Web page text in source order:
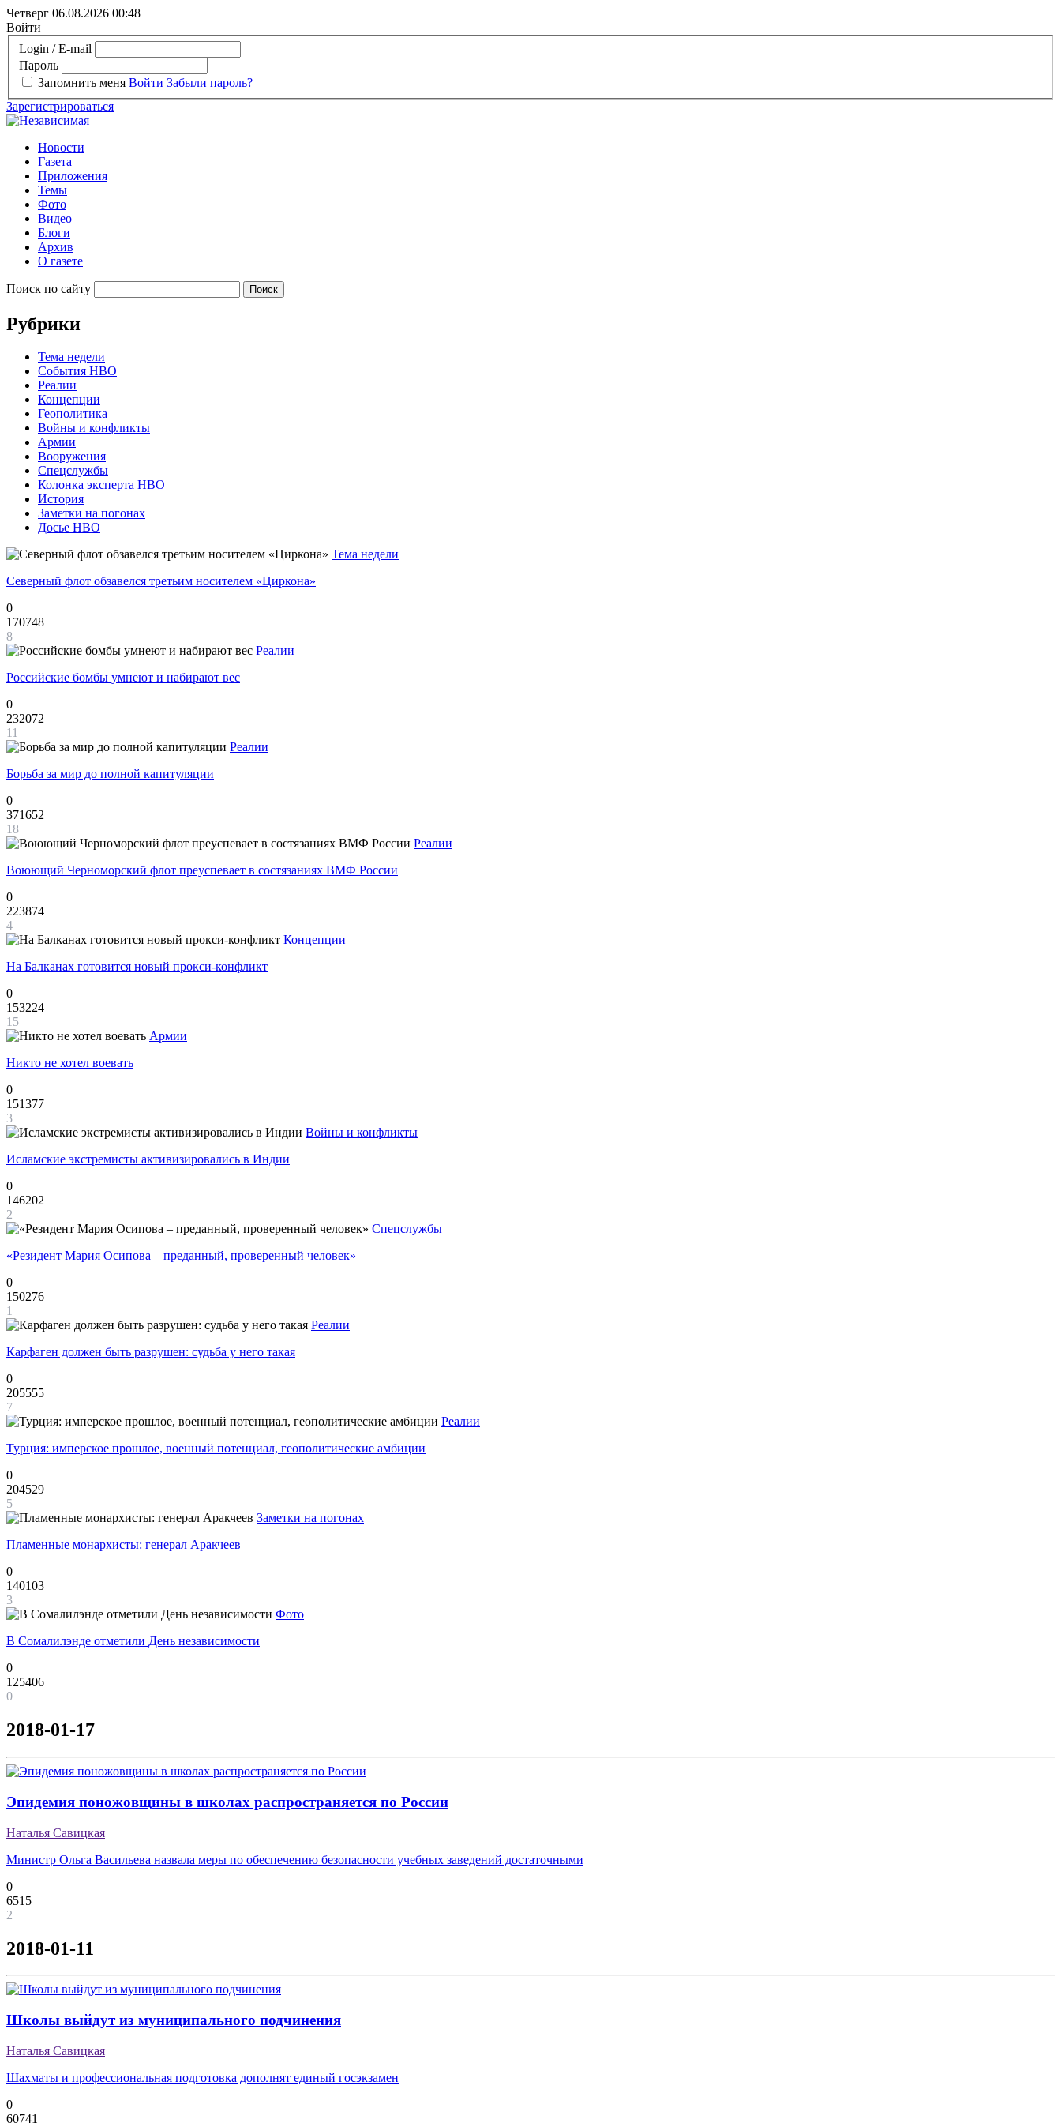
Четверг 06.08.2026 00:48
Войти
Login / E-mail
Пароль
Запомнить меня Войти Забыли пароль?
Зарегистрироваться
Новости
Газета
Приложения
Темы
Фото
Видео
Блоги
Архив
О газете
Поиск по сайту
Рубрики
Тема недели
События НВО
Реалии
Концепции
Геополитика
Войны и конфликты
Армии
Вооружения
Спецслужбы
Колонка эксперта НВО
История
Заметки на погонах
Досье НВО
Тема недели
Северный флот обзавелся третьим носителем «Циркона»
0
170748
8
Реалии
Российские бомбы умнеют и набирают вес
0
232072
11
Реалии
Борьба за мир до полной капитуляции
0
371652
18
Реалии
Воюющий Черноморский флот преуспевает в состязаниях ВМФ России
0
223874
4
Концепции
На Балканах готовится новый прокси-конфликт
0
153224
15
Армии
Никто не хотел воевать
0
151377
3
Войны и конфликты
Исламские экстремисты активизировались в Индии
0
146202
2
Спецслужбы
«Резидент Мария Осипова – преданный, проверенный человек»
0
150276
1
Реалии
Карфаген должен быть разрушен: судьба у него такая
0
205555
7
Реалии
Турция: имперское прошлое, военный потенциал, геополитические амбиции
0
204529
5
Заметки на погонах
Пламенные монархисты: генерал Аракчеев
0
140103
3
Фото
В Сомалилэнде отметили День независимости
0
125406
0
2018-01-17
Эпидемия поножовщины в школах распространяется по России
Наталья Савицкая
Министр Ольга Васильева назвала меры по обеспечению безопасности учебных заведений достаточными
0
6515
2
2018-01-11
Школы выйдут из муниципального подчинения
Наталья Савицкая
Шахматы и профессиональная подготовка дополнят единый госэкзамен
0
60741